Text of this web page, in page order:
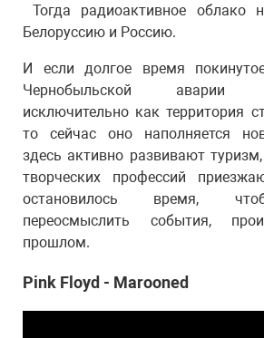
Тогда радиоактивное облако
Белоруссию и Россию.
И если долгое время
Чернобыльской аварии
исключительно как территория
то сейчас оно наполняется
здесь активно развивают
творческих профессий
остановилось время,
переосмыслить события,
прошлом.
Pink Floyd - Marooned